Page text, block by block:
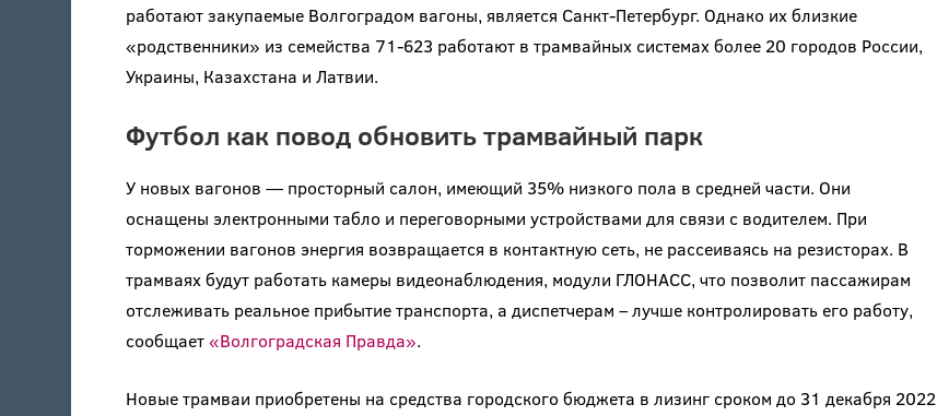
работают закупаемые Волгоградом вагоны, является Санкт-Петербург. Однако их близкие
«родственники» из семейства 71-623 работают в трамвайных системах более 20 городов России,
Украины, Казахстана и Латвии.
Футбол как повод обновить трамвайный парк
У новых вагонов — просторный салон, имеющий 35% низкого пола в средней части. Они
оснащены электронными табло и переговорными устройствами для связи с водителем. При
торможении вагонов энергия возвращается в контактную сеть, не рассеиваясь на резисторах. В
трамваях будут работать камеры видеонаблюдения, модули ГЛОНАСС, что позволит пассажирам
отслеживать реальное прибытие транспорта, а диспетчерам – лучше контролировать его работу,
сообщает«Волгоградская Правда».
Новые трамваи приобретены на средства городского бюджета в лизинг сроком до 31 декабря 2022